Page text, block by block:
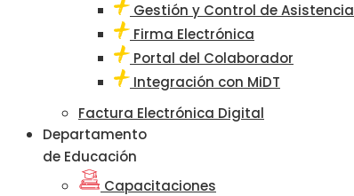
Gestión y Control de Asistencia
Firma Electrónica
Portal del Colaborador
Integración con MiDT
Factura Electrónica Digital
Departamento
de Educación
Capacitaciones